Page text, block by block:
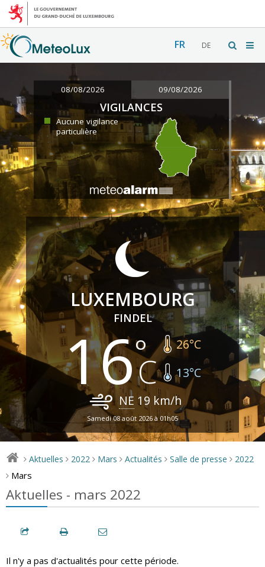
FR DE
08/08/2026 09/08/2026
VIGILANCES
Aucune vigilance
particulière
LUXEMBOURG
FINDEL
16 26°C
13°C
NE 19 km/h
Samedi 08 août 2026 à 01h05
> Aktuelles > 2022 > Mars > Actualités > Salle de presse > 2022
> Mars
Aktuelles - mars 2022
Il n'y a pas d'actualités pour cette période.